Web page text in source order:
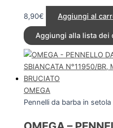
8,90€ Aggiungi al
Aggiungi alla lista dei
OMEGA
Pennelli da barba in setola